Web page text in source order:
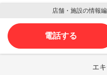
店舗・施設の情報
電話する
エ